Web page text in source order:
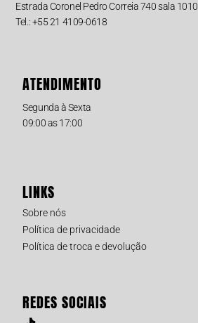
Estrada Coronel Pedro Correia 740 sala 1010
Tel.: +55 21 4109-0618
ATENDIMENTO
Segunda à Sexta
09:00 as 17:00
LINKS
Sobre nós
Política de privacidade
Política de troca e devolução
REDES SOCIAIS